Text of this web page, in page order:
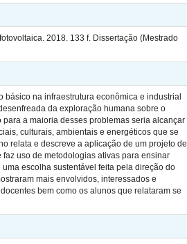
2018. 133 f. Dissertação (Mestrado
na infraestrutura econômica e industrial
da exploração humana sobre o
a maioria desses problemas seria alcançar
culturais, ambientais e energéticos que se
relata e descreve a aplicação de um projeto de
uso de metodologias ativas para ensinar
escolha sustentável feita pela direção do
mais envolvidos, interessados e
bem como os alunos que relataram se